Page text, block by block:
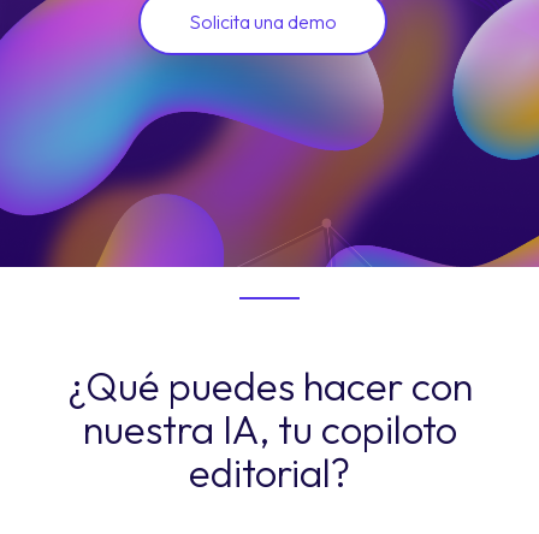
Solicita una demo
¿Qué puedes hacer con
nuestra IA, tu copiloto
editorial?